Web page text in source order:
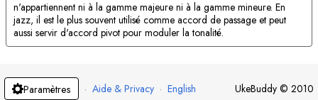
n'appartiennent ni à la gamme majeure ni à la gamme mineure. En
jazz, il est le plus souvent utilisé comme accord de passage et peut
aussi servir d'accord pivot pour moduler la tonalité.
Paramètres · Aide & Privacy · English UkeBuddy © 2010